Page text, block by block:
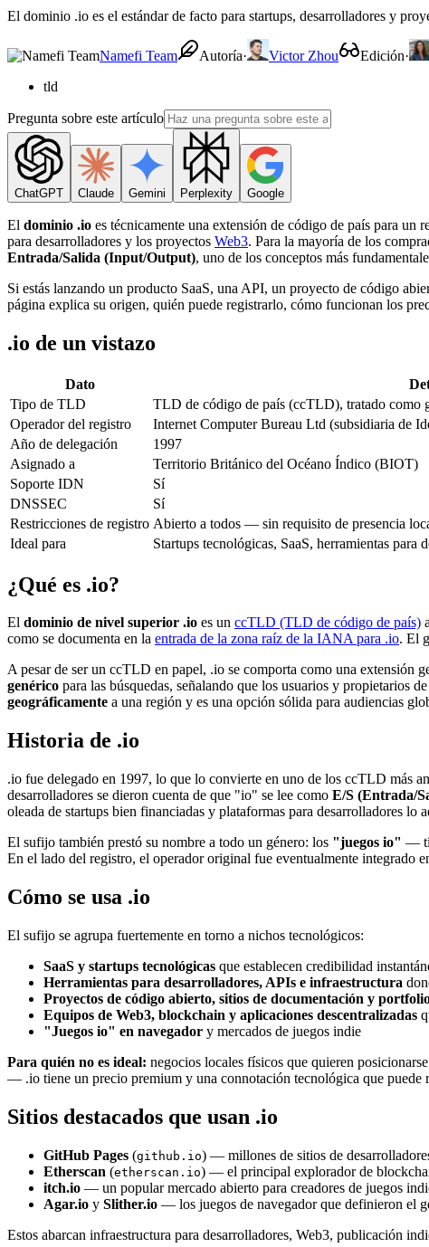
El dominio .io es el estándar de facto para startups, desarrolladores y
Namefi Team Autoría· Victor Zhou Edición·
tld
Pregunta sobre este artículo
ChatGPT Claude Gemini Perplexity Google
El dominio .io es técnicamente una extensión de código de país para
para desarrolladores y los proyectos Web3. Para la mayoría de los
Entrada/Salida (Input/Output), uno de los conceptos más
Si estás lanzando un producto SaaS, una API, un proyecto de código
página explica su origen, quién puede registrarlo, cómo funcionan los
.io de un vistazo
Dato
Tipo de TLD
TLD de código de país (ccTLD), tratado como
Operador del registro
Internet Computer Bureau Ltd (subsidiaria de
Año de delegación
1997
Asignado a
Territorio Británico del Océano Índico (BIOT)
Soporte IDN
Sí
DNSSEC
Sí
Restricciones de registro Abierto a todos — sin requisito de presencia
Ideal para
Startups tecnológicas, SaaS, herramientas para
¿Qué es .io?
El dominio de nivel superior .io es un ccTLD (TLD de código de país)
como se documenta en la entrada de la zona raíz de la IANA para .io. El
A pesar de ser un ccTLD en papel, .io se comporta como una extensión
genérico para las búsquedas, señalando que los usuarios y propietarios
geográficamente a una región y es una opción sólida para audiencias
Historia de .io
.io fue delegado en 1997, lo que lo convierte en uno de los ccTLD más
desarrolladores se dieron cuenta de que "io" se lee como E/S (Entrada/
oleada de startups bien financiadas y plataformas para desarrolladores
El sufijo también prestó su nombre a todo un género: los "juegos io" —
En el lado del registro, el operador original fue eventualmente integrado
Cómo se usa .io
El sufijo se agrupa fuertemente en torno a nichos tecnológicos:
SaaS y startups tecnológicas que establecen credibilidad
Herramientas para desarrolladores, APIs e infraestructura
Proyectos de código abierto, sitios de documentación y
Equipos de Web3, blockchain y aplicaciones descentralizadas
"Juegos io" en navegador y mercados de juegos indie
Para quién no es ideal: negocios locales físicos que quieren
— .io tiene un precio premium y una connotación tecnológica que puede
Sitios destacados que usan .io
GitHub Pages (github.io) — millones de sitios de
Etherscan (etherscan.io) — el principal explorador de
itch.io — un popular mercado abierto para creadores de juegos
Agar.io y Slither.io — los juegos de navegador que definieron el
Estos abarcan infraestructura para desarrolladores, Web3, publicación